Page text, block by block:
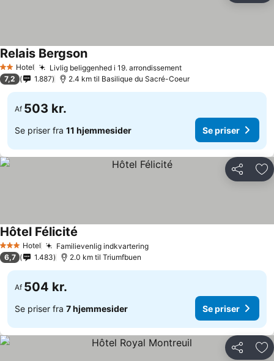
2 Stjerner
Hotel Livlig beliggenhed i 19. arrondissement
Relais Bergson
7,2 1.887 2.4 km til Basilique du Sacré-Coeur
Af 503 kr.
Se priser fra 11 hjemmesider Se priser
Del
3 StjernerHotel Familievenlig indkvartering
Hôtel Félicité
6,7 1.483 2.0 km til Triumfbuen
Af 504 kr.
Se priser fra 7 hjemmesider Se priser
Del